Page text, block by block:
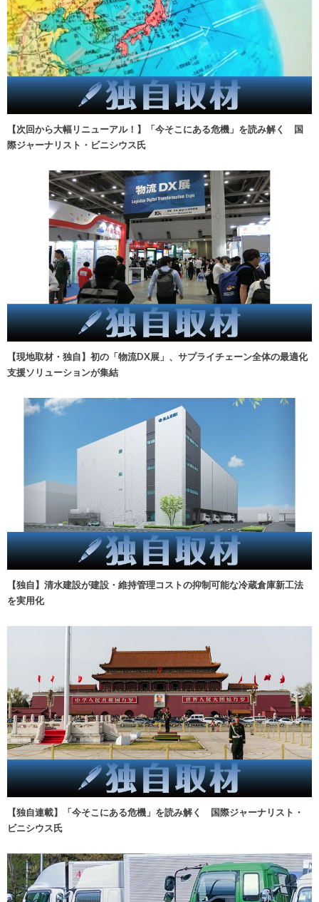
【次回から大幅リニューアル！】「今そこにある危機」を読み解く 国
際ジャーナリスト・ビニシウス氏
【現地取材・独自】初の「物流DX展」、サプライチェーン全体の最適化
支援ソリューションが集結
【独自】清水建設が建設・維持管理コストの抑制可能な冷蔵倉庫新工法
を実用化
【独自連載】「今そこにある危機」を読み解く 国際ジャーナリスト・
ビニシウス氏